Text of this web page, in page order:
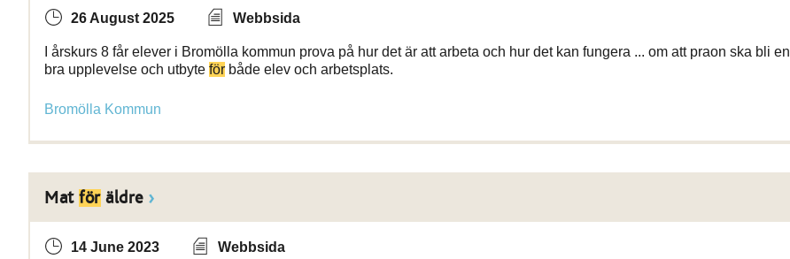
26 August 2025 Webbsida
I årskurs 8 får elever i Bromölla kommun prova på hur det är att arbeta och hur det kan fungera ... om att praon ska bli en
bra upplevelse och utbyte för både elev och arbetsplats.
Bromölla Kommun
Mat föräldre
14 June 2023 Webbsida